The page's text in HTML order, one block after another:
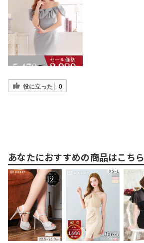
役に立った 0
あなたにおすすめの商品はこちら